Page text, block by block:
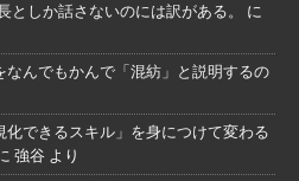
としか話さないのには訳がある。
に
んでもかんで「混紡」と説明するの
できるスキル」を身につけて変わる
強谷 より